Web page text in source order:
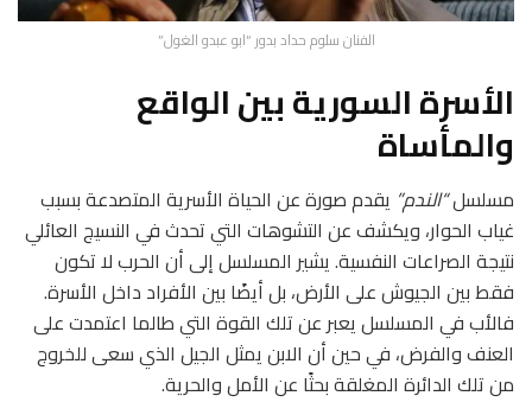
الفنان سلوم حداد بدور “ابو عبدو الغول”
الأسرة السورية بين الواقع
والمأساة
مسلسل“الندم” يقدم صورة عن الحياة الأسرية المتصدعة بسبب
غياب الحوار، ويكشف عن التشوهات التي تحدث في النسيج العائلي
نتيجة الصراعات النفسية. يشير المسلسل إلى أن الحرب لا تكون
فقط بين الجيوش على الأرض، بل أيضًا بين الأفراد داخل الأسرة.
فالأب في المسلسل يعبر عن تلك القوة التي طالما اعتمدت على
العنف والفرض، في حين أن الابن يمثل الجيل الذي سعى للخروج
من تلك الدائرة المغلقة بحثًا عن الأمل والحرية.